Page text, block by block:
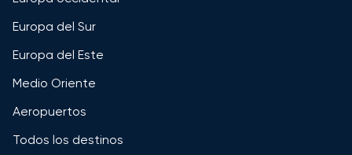
Europa del Sur
Europa del Este
Medio Oriente
Aeropuertos
Todos los destinos